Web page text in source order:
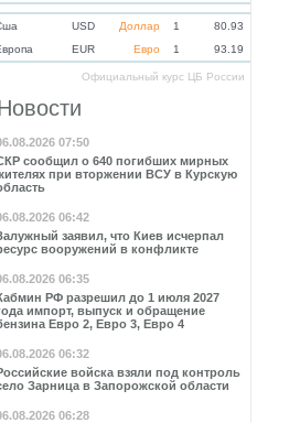
USD Доллар 1
80.93
EUR Евро 1 93.19
Официальный курс ЦБ России
07:50
сообщил о 640 погибших мирных
при вторжении ВСУ в Курскую
06:42
заявил, что Киев исчерпал
вооружений в конфликте
06:35
РФ разрешил до 1 июля 2027
импорт, выпуск и обращение
Евро 2, Евро 3, Евро 4
06:32
войска взяли под контроль
Зарница в Запорожской области
06:28